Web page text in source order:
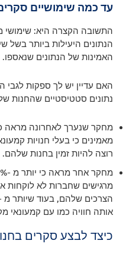
עד כמה שימושיים
התשובה הקצרה היא: שימושי
הנתונים היעילות ביותר בשל
האמינות של הנתונים שנאספו.
האם עדיין יש לך ספקות לגבי
נתונים סטטיסטיים שהחנות
מאמינים כי בעלי חנויות
רוצה להיות זמין בחנות שלהם.
מרגישים שחברות לא לוקחות
אותה חוויה כמו עם קמעונאי
כיצד לבצע סקרים